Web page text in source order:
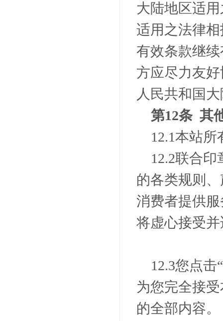
大陆地区适
适用之法律
有效条款继
方应尽力友
人民共和国
第12条 其
12.1本站所
12.2联合印
的各类规则
消费者提供
将虚心接受
12.3您点击
为您完全接
的全部内容。